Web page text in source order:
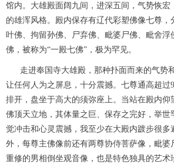
馆内。大雄殿面阔九间，进深五间，气势恢宏
的雄浑风格。殿内保存有辽代彩塑佛像七尊，
叶佛、拘留孙佛、尸弃佛、毗婆尸佛、毗舍浮
佛，被称为“一殿七佛”，极为罕见。
走进奉国寺大雄殿，那种扑面而来的气势
让任何人为之屏息，十分震撼。七尊通高超过
排开，盘坐于高大的须弥座上。当站在殿内仰
佛顶天立地，其体量之巨、保存之完好，举世
觉冲击和心灵震撼，我至少在大殿内踱步很多
外，每尊主佛像前还有两尊协侍菩萨像，毗婆
重修的男相倒坐观音像，也是特色独具的艺术